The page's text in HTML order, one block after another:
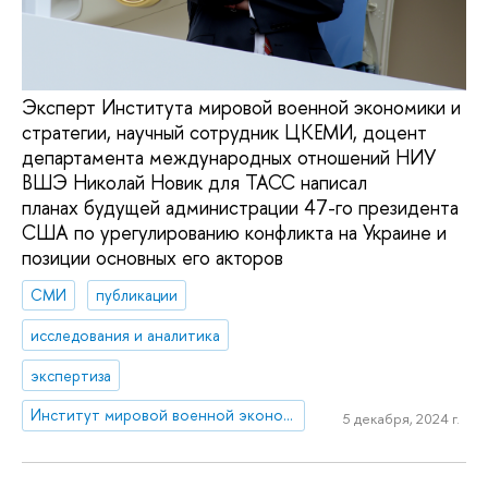
Эксперт Института мировой военной экономики и
стратегии, научный сотрудник ЦКЕМИ, доцент
департамента международных отношений НИУ
ВШЭ Николай Новик для ТАСС написал
планах будущей администрации 47-го президента
США по урегулированию конфликта на Украине и
позиции основных его акторов
СМИ
публикации
исследования и аналитика
экспертиза
Институт мировой военной экономики и стратегии
5 декабря, 2024 г.